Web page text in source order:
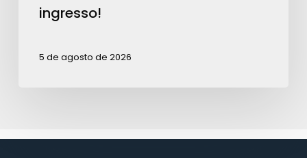
ingresso!
5 de agosto de 2026